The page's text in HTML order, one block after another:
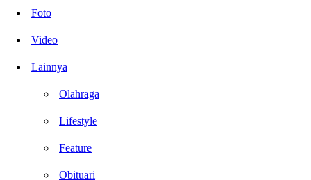
Foto
Video
Lainnya
Olahraga
Lifestyle
Feature
Obituari